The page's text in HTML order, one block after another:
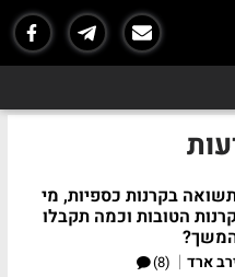
בקרנות כספיות, מי
הטובות וכמה תקבלו
ארד |
(8)